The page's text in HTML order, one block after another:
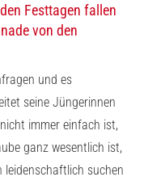
Festtagen fallen
von den
und es
seine Jüngerinnen
immer einfach ist,
ganz wesentlich ist,
suchen